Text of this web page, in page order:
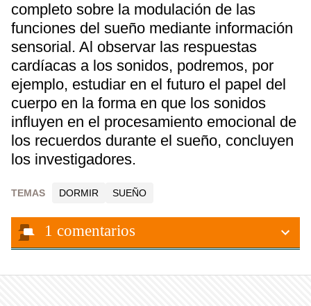
completo sobre la modulación de las
funciones del sueño mediante información
sensorial. Al observar las respuestas
cardíacas a los sonidos, podremos, por
ejemplo, estudiar en el futuro el papel del
cuerpo en la forma en que los sonidos
influyen en el procesamiento emocional de
los recuerdos durante el sueño, concluyen
los investigadores.
TEMAS DORMIR SUEÑO
1 comentarios